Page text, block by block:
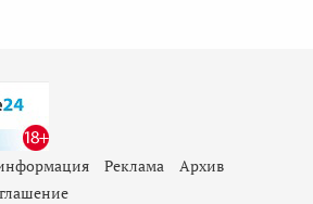
Реклама
Архив